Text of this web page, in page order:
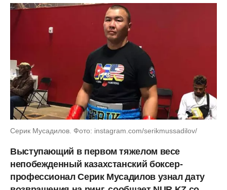
Серик Мусадилов. Фото: instagram.com/serikmussadilov/
Выступающий в первом тяжелом весе
непобежденный казахстанский боксер-
профессионал Серик Мусадилов узнал дату